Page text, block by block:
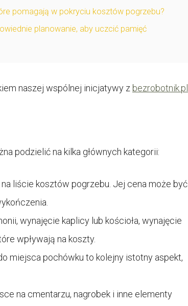
pomagają w pokryciu kosztów pogrzebu?
planowanie, aby uczcić pamięć
naszej wspólnej inicjatywy z bezrobotnik.pl
podzielić na kilka głównych kategorii:
liście kosztów pogrzebu. Jej cena może być
wynajęcie kaplicy lub kościoła, wynajęcie
wpływają na koszty.
miejsca pochówku to kolejny istotny aspekt,
na cmentarzu, nagrobek i inne elementy